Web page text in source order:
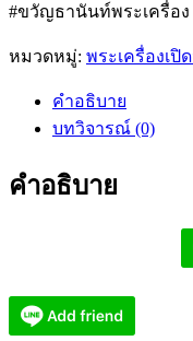
#ขวัญธานันท์พระเครื่อง
หมวดหมู่: พระเครื่องเปิ
คำอธิบาย
บทวิจารณ์ (0)
คำอธิบาย